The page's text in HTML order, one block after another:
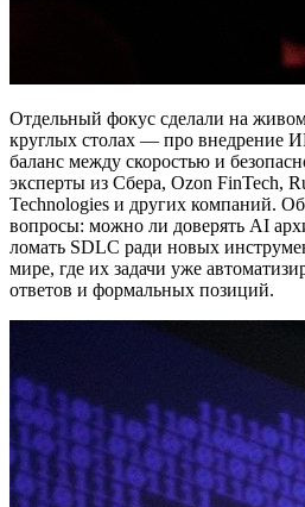
Отдельный фокус сделали на
круглых столах — про внедрение
баланс между скоростью и
эксперты из Сбера, Ozon FinTech,
Technologies и других компаний.
вопросы: можно ли доверять AI
ломать SDLC ради новых
мире, где их задачи уже
ответов и формальных позиций.